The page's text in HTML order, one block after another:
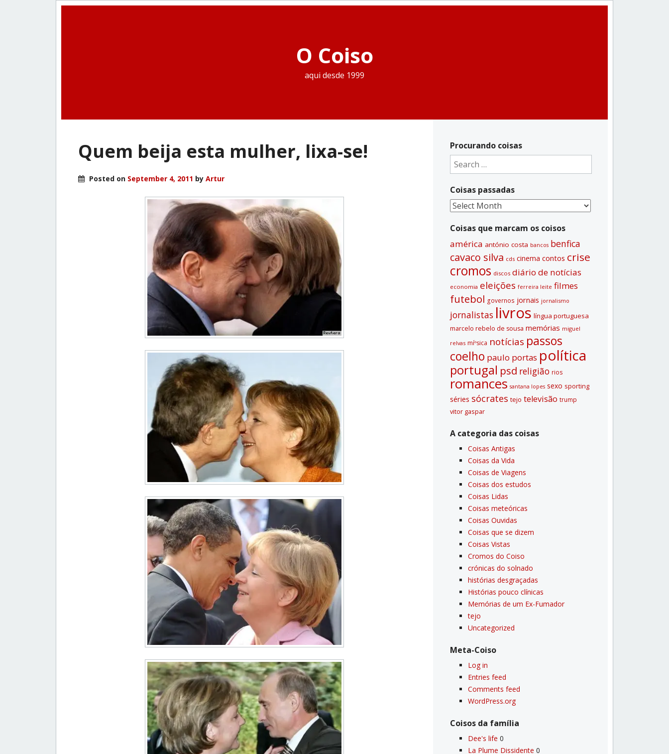
O Coiso
aqui desde 1999
Quem beija esta mulher, lixa-se!
Posted on September 4, 2011 by Artur
Procurando coisas
Search
for:
Coisas passadas
Coisas
Coisas que marcam os coisos
américa antónio costa bancos benfica
cavaco silva cds cinema contos crise
cromos discos diário de notí­cias
economia eleições ferreira leite filmes
futebol governos jornais jornalismo
jornalistas livros lí­ngua portuguesa
marcelo rebelo de sousa memórias miguel
relvas míºsica notí­cias passos
coelho paulo portas polí­tica
portugal psd religião rios
romances santana lopes sexo sporting
séries sócrates tejo televisão trump
vitor gaspar
A categoria das coisas
Coisas Antigas
Coisas da Vida
Coisas de Viagens
Coisas dos estudos
Coisas Lidas
Coisas meteóricas
Coisas Ouvidas
Coisas que se dizem
Coisas Vistas
Cromos do Coiso
crónicas do solnado
histórias desgraçadas
Histórias pouco clí­nicas
Memórias de um Ex-Fumador
tejo
Uncategorized
Meta-Coiso
Log in
Entries feed
Comments feed
WordPress.org
Coisos da famí­lia
Dee's life 0
La Plume Dissidente 0